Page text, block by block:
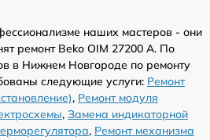
наших мастеров - они
ремонт Beko OIM 27200 A. По
в Нижнем Новгороде по ремонту
следующие услуги: Ремонт
, Ремонт модуля
, Замена индикаторной
, Ремонт механизма